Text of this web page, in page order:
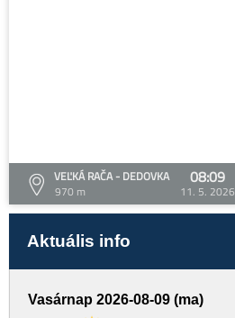
VEĽKÁ RAČA - DEDOVKA
970 m
08:09
11. 5. 2026
Aktuális info
Vasárnap 2026-08-09 (ma)